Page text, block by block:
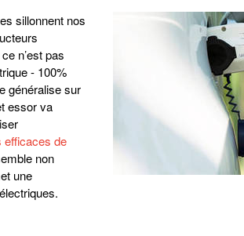
sillonnent nos
n’est pas
- 100%
généralise sur
essor va
efficaces de
non
une